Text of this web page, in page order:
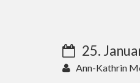
25.
Ann-Kathrin